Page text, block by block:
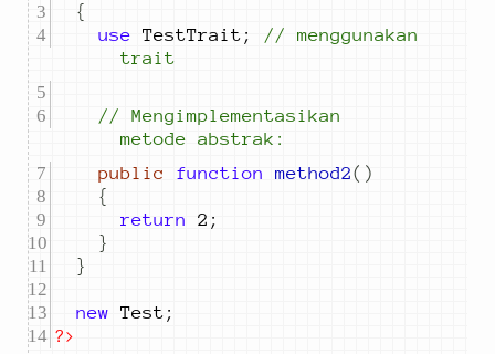
{
use TestTrait ; //
menggunakan
trait
//
Mengimplementasikan
metode abstrak:
public
function method2()
{
return
2 ;
}
}
new Test ;
?>